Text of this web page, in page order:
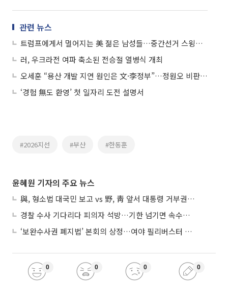
관련 뉴스
트럼프에게서 멀어지는 美 젊은 남성들…중간선거 스윙보터로 부상
러, 우크라전 여파 축소된 전승절 열병식 개최
오세훈 “용산 개발 지연 원인은 文·李정부”…정원오 비판 반박
‘경험 無도 환영’ 첫 일자리 도전 설명서
#2026지선 #부산 #한동훈
윤혜원 기자의 주요 뉴스
與, 형소법 대국민 보고 vs 野, 靑 앞서 대통령 거부권 촉구
경찰 수사 기다리다 피의자 석방…기한 넘기면 속수무책
‘보완수사권 폐지법’ 본회의 상정…여야 필리버스터 대치
0 0 0 0